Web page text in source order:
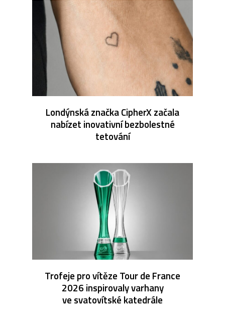
Londýnská značka CipherX začala
nabízet inovativní bezbolestné
tetování
Trofeje pro vítěze Tour de France
2026 inspirovaly varhany
ve svatovítské katedrále